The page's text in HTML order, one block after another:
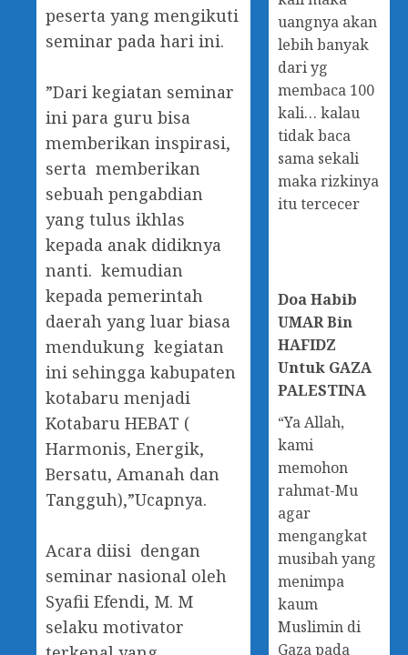
peserta yang mengikuti
seminar pada hari ini.
‎”Dari kegiatan seminar
ini para guru bisa
memberikan inspirasi,
serta memberikan
sebuah pengabdian
yang tulus ikhlas
kepada anak didiknya
nanti. kemudian
kepada pemerintah
daerah yang luar biasa
mendukung kegiatan
ini sehingga kabupaten
kotabaru menjadi
Kotabaru HEBAT (
Harmonis, Energik,
Bersatu, Amanah dan
Tangguh),”Ucapnya.
‎Acara diisi dengan
seminar nasional oleh
Syafii Efendi, M. M
selaku motivator
uangnya akan
lebih banyak
dari yg
membaca 100
kali… kalau
tidak baca
sama sekali
maka rizkinya
itu tercecer
DoaHabib
UMAR Bin
HAFIDZ
Untuk GAZA
PALESTINA
“Ya Allah,
kami
memohon
rahmat-Mu
agar
mengangkat
musibah yang
menimpa
kaum
Muslimin di
Gaza pada